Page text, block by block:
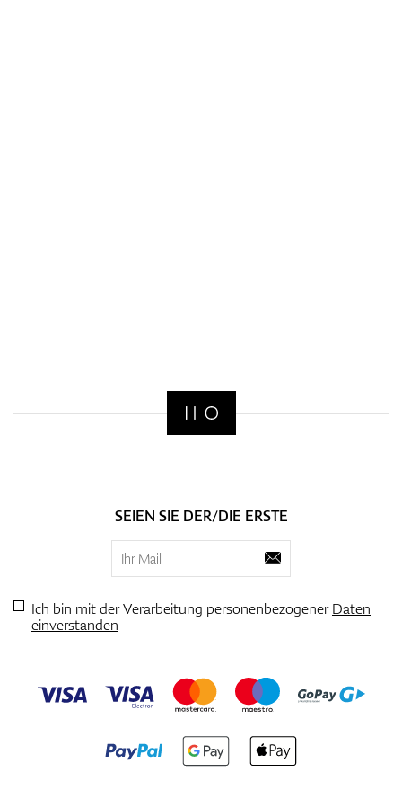
SEIEN SIE DER/DIE ERSTE
Ich bin mit der Verarbeitung personenbezogenerDaten
einverstanden